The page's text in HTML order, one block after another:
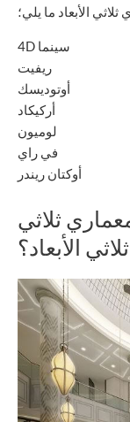
الأبعاد ما يلي؛
سينما 4D
ريفيت
أوتوديسك
أركيكاد
لوميون
في راي
أوكتان ريندر
ثلاثي
الأبعاد؟